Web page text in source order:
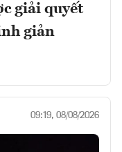
giải quyết
giản
09:19, 08/08/2026